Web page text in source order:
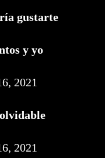
gustarte
y yo
2021
2021